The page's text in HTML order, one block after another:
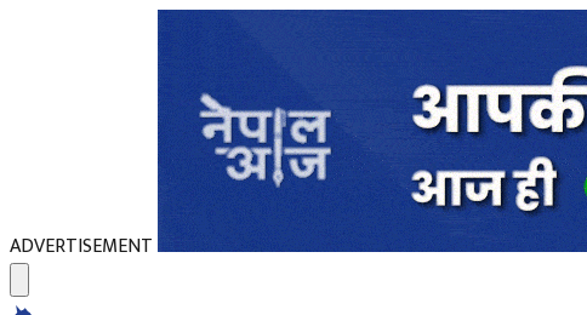
ADVERTISEMENT